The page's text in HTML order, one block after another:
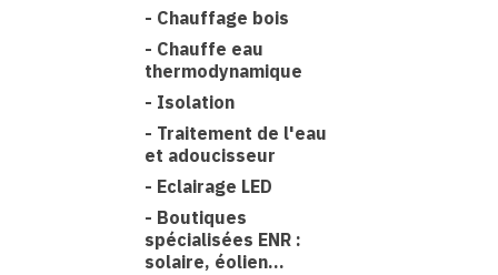
- Chauffage bois
- Chauffe eau
thermodynamique
- Isolation
- Traitement de l'eau
et adoucisseur
- Eclairage LED
- Boutiques
spécialisées ENR :
solaire, éolien...